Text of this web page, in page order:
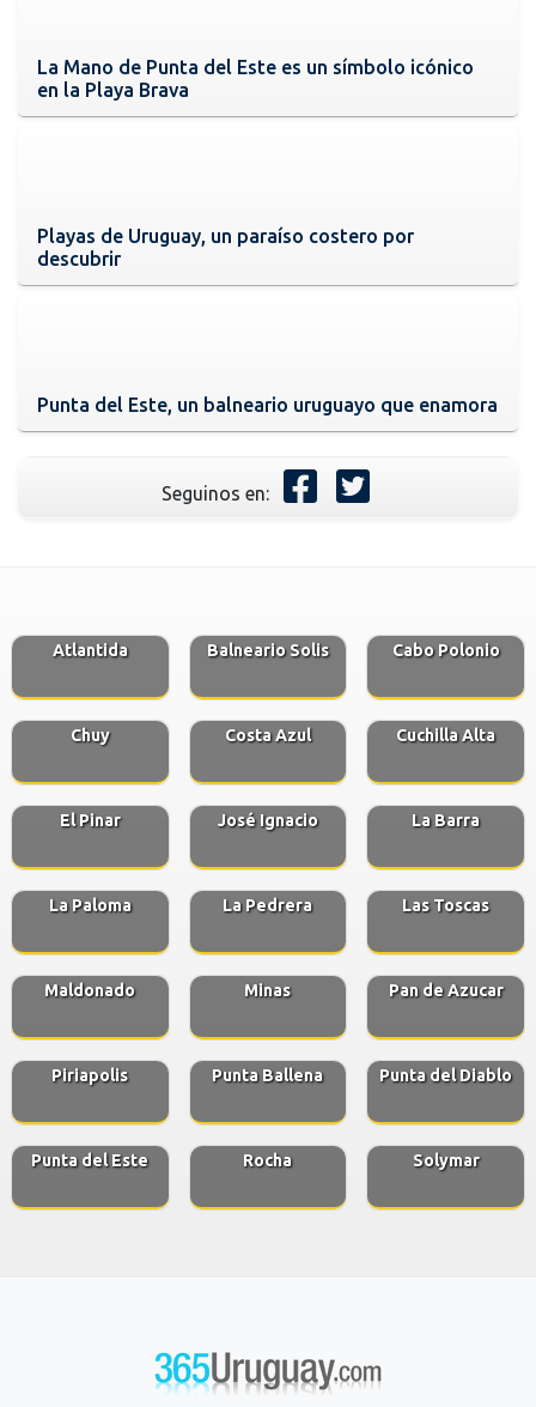
La Mano de Punta del Este es un símbolo icónico
en la Playa Brava
Playas de Uruguay, un paraíso costero por
descubrir
Punta del Este, un balneario uruguayo que enamora
Seguinos en:
Atlantida Balneario Solis Cabo Polonio
Chuy Costa Azul Cuchilla Alta
El Pinar José Ignacio La Barra
La Paloma La Pedrera Las Toscas
Maldonado Minas Pan de Azucar
Piriapolis Punta Ballena Punta del Diablo
Punta del Este Rocha Solymar